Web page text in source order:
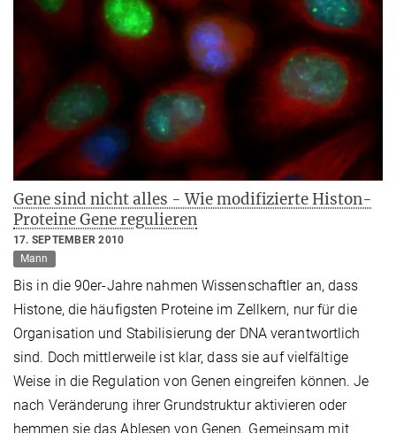
Gene sind nicht alles - Wie modifizierte Histon-
Proteine Gene regulieren
17. SEPTEMBER 2010
Mann
Bis in die 90er-Jahre nahmen Wissenschaftler an, dass
Histone, die häufigsten Proteine im Zellkern, nur für die
Organisation und Stabilisierung der DNA verantwortlich
sind. Doch mittlerweile ist klar, dass sie auf vielfältige
Weise in die Regulation von Genen eingreifen können. Je
nach Veränderung ihrer Grundstruktur aktivieren oder
hemmen sie das Ablesen von Genen. Gemeinsam mit